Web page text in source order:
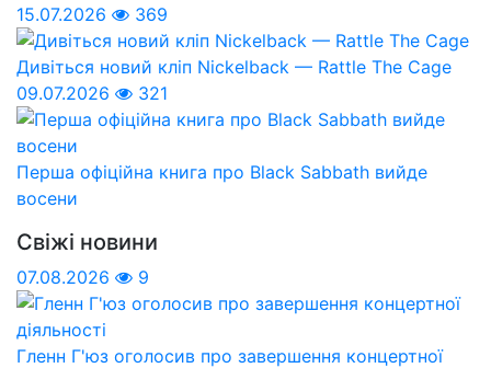
15.07.2026
369
Дивіться новий кліп Nickelback — Rattle The Cage
09.07.2026
321
Перша офіційна книга про Black Sabbath вийде
восени
Свіжі новини
07.08.2026 9
Гленн Г'юз оголосив про завершення концертної